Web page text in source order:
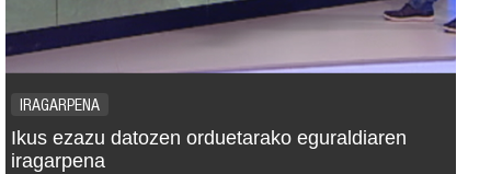
IRAGARPENA
Ikus ezazu datozen orduetarako eguraldiaren
iragarpena